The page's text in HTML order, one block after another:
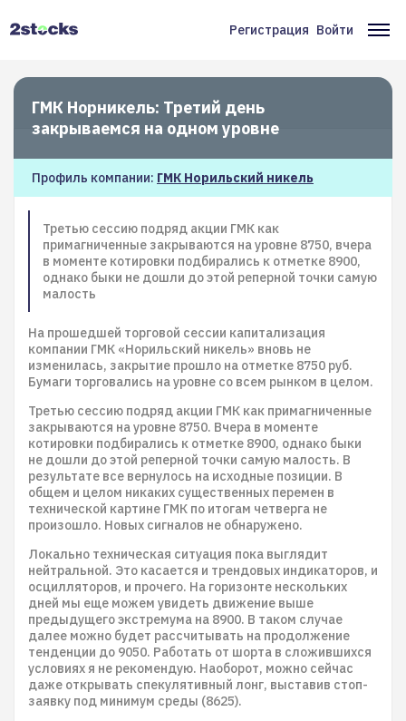
Меню
учётной
записи
пользователя
Регистрация Войти
ГМК Норникель: Третий день
закрываемся на одном уровне
Профиль компании: ГМК Норильский никель
Третью сессию подряд акции ГМК как
примагниченные закрываются на уровне 8750, вчера
в моменте котировки подбирались к отметке 8900,
однако быки не дошли до этой реперной точки самую
малость
На прошедшей торговой сессии капитализация
компании ГМК «Норильский никель» вновь не
изменилась, закрытие прошло на отметке 8750 руб.
Бумаги торговались на уровне со всем рынком в целом.
Третью сессию подряд акции ГМК как примагниченные
закрываются на уровне 8750. Вчера в моменте
котировки подбирались к отметке 8900, однако быки
не дошли до этой реперной точки самую малость. В
результате все вернулось на исходные позиции. В
общем и целом никаких существенных перемен в
технической картине ГМК по итогам четверга не
произошло. Новых сигналов не обнаружено.
Локально техническая ситуация пока выглядит
нейтральной. Это касается и трендовых индикаторов, и
осцилляторов, и прочего. На горизонте нескольких
дней мы еще можем увидеть движение выше
предыдущего экстремума на 8900. В таком случае
далее можно будет рассчитывать на продолжение
тенденции до 9050. Работать от шорта в сложившихся
условиях я не рекомендую. Наоборот, можно сейчас
даже открывать спекулятивный лонг, выставив стоп-
заявку под минимум среды (8625).